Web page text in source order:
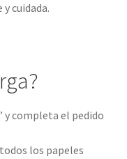
cuidada.
y completa el pedido
los papeles